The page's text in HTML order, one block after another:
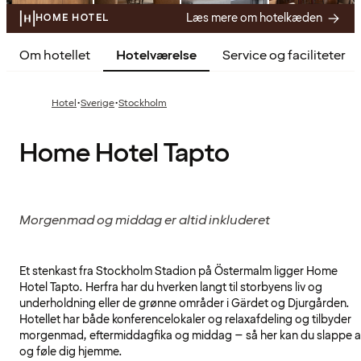
HOME HOTEL Læs mere om hotelkæden
Om hotellet Hotelværelse Service og faciliteter
Hotel·Sverige·Stockholm
Home Hotel Tapto
Morgenmad og middag er altid inkluderet
Et stenkast fra Stockholm Stadion på Östermalm ligger Home
Hotel Tapto. Herfra har du hverken langt til storbyens liv og
underholdning eller de grønne områder i Gärdet og Djurgården.
Hotellet har både konferencelokaler og relaxafdeling og tilbyder
morgenmad, eftermiddagfika og middag – så her kan du slappe
og føle dig hjemme.